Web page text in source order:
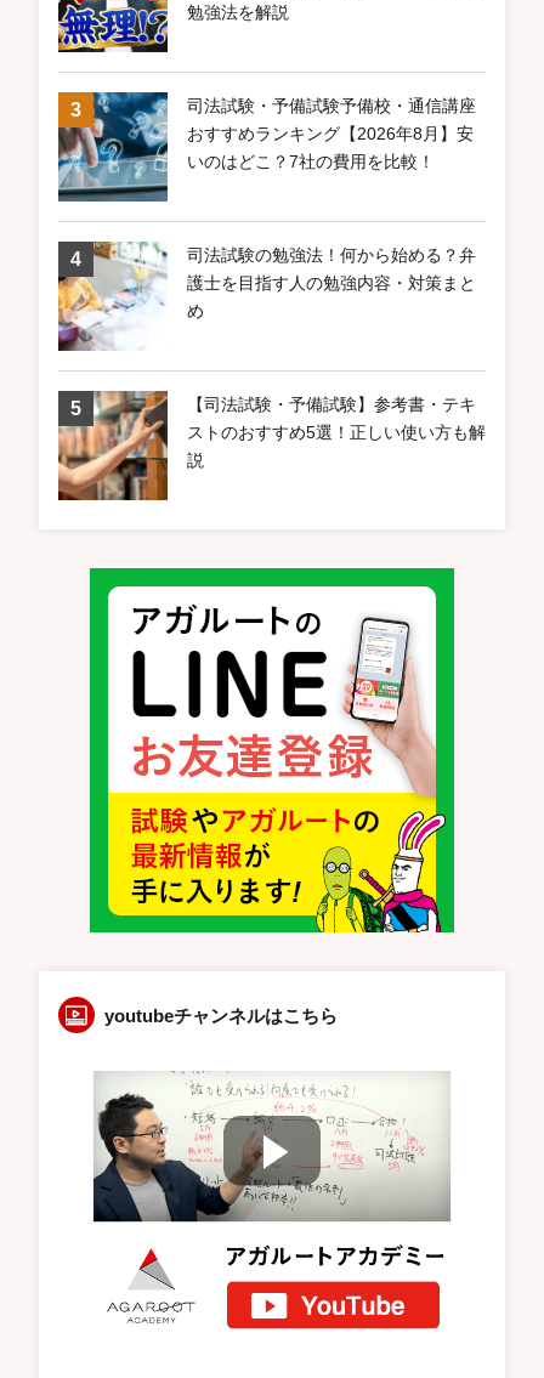
勉強法を解説
司法試験・予備試験予備校・通信講座
おすすめランキング【2026年8月】安
いのはどこ？7社の費用を比較！
司法試験の勉強法！何から始める？弁
護士を目指す人の勉強内容・対策まと
め
【司法試験・予備試験】参考書・テキ
ストのおすすめ5選！正しい使い方も解
説
youtubeチャンネルはこちら